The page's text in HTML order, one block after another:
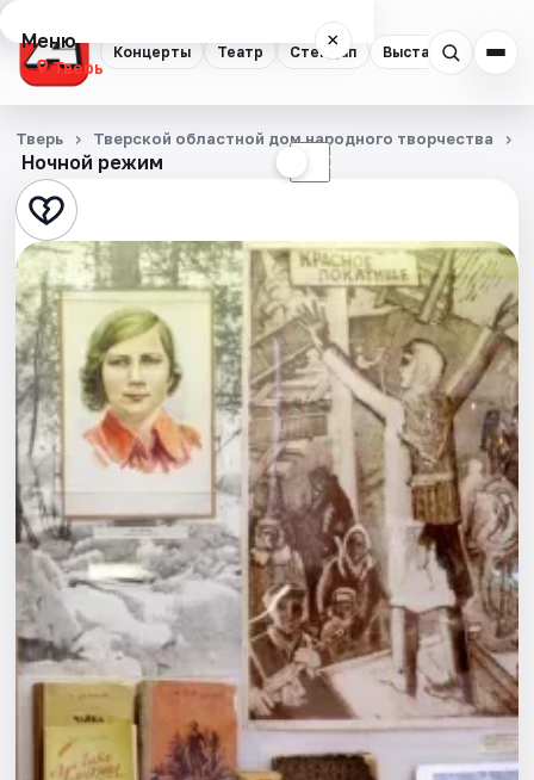
Концерты Театр Стендап Выставки
Меню ×
Тверь
Концерты
Театр
Стендап
Выставки
Квесты
Экскурсии
Спорт
События
Города
Площадки
Рейтинги
Ночной режим ☾
Тверь Тверской областной дом народного творчества